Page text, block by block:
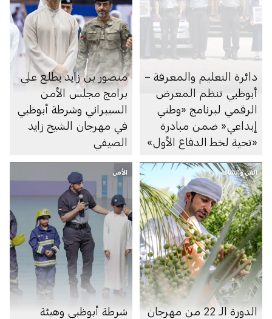
دائرة التعليم والمعرفة –
أبوظبي تنظم المعرض
الرقمي لبرنامج «وطني
إبداعي« ضمن مبادرة
«تحية لخط الدفاع الأول»
منصور بن زايد يطلع على
برامج مجلس الأمن
السيبراني وشرطة أبوظبي
في مهرجان الشيخ زايد
الصيفي
الفن والثقافة
الدورة الـ 22 من مهرجان
الأمن
شرطة أبوظبي وهيئة